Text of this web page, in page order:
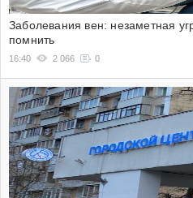
Заболевания вен: незаметная
помнить
16:40 2 066 0